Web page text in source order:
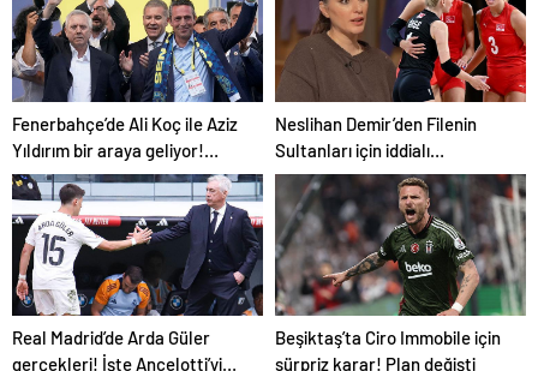
Gözler Temmuz Ayındaki
Karar Duruşmasına Çevrildi
Fenerbahçe’de Ali Koç ile Aziz
Yıldırım bir araya geliyor!
Toplanan imza sayısı ortaya
çıktı
Neslihan Demir’den Filenin
Sultanları için iddialı
açıklama!
Real Madrid’de Arda Güler
gerçekleri! İşte Ancelotti’yi
Beşiktaş’ta Ciro Immobile için
sürpriz karar! Plan değişti